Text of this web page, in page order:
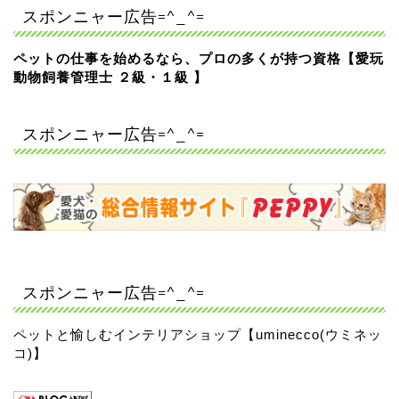
スポンニャー広告=^_^=
ペットの仕事を始めるなら、プロの多くが持つ資格【愛玩
動物飼養管理士 ２級・１級 】
スポンニャー広告=^_^=
スポンニャー広告=^_^=
ペットと愉しむインテリアショップ【uminecco(ウミネッ
コ)】